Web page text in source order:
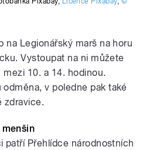
na Legionářský marš na horu
Vystoupat na ni můžete
10. a 14. hodinou.
v poledne pak také
zdravice.
patří Přehlídce národnostních